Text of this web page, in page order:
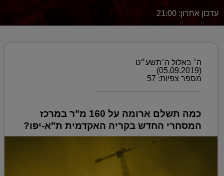
עדכון אחרון: 21:00
ה׳ באלול ה׳תשע״ט
(05.09.2019)
מספר צפיות: 57
כמה תשלם ארומה על 160 מ"ר במרכז
המסחרי החדש בקריה האקדמית ת"א-יפו?